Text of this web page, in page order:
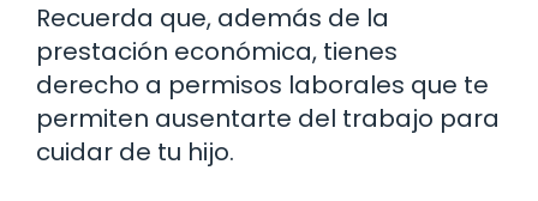
Recuerda que, además de la
prestación económica, tienes
derecho a permisos laborales que te
permiten ausentarte del trabajo para
cuidar de tu hijo.